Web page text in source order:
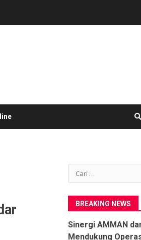
Cari
untuk:
BREAKING NEWS
Sinergi AMMAN
Mendukung